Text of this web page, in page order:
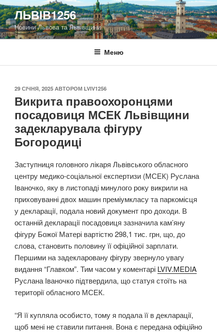
Перейти
до
вмісту
ЛЬВІВ1256
Новини Львова та Львівщини
Меню
ОПУБЛІКОВАНО
29 СІЧНЯ, 2025 АВТОРОМ LVIV1256
Викрита правоохоронцями
посадовиця МСЕК Львівщини
задекларувала фігуру
Богородиці
Заступниця головного лікаря Львівського обласного
центру медико-соціальної експертизи (МСЕК) Руслана
Іваночко, яку в листопаді минулого року викрили на
приховуванні двох машин преміумкласу та паркомісця
у декларації, подала новий документ про доходи. В
останній декларації посадовиця зазначила кам’яну
фігуру Божої Матері вартістю 298,1 тис. грн, що, до
слова, становить половину її офіційної зарплати.
Першими на задекларовану фігуру звернуло увагу
видання “Главком”. Тим часом у коментарі LVIV.MEDIA
Руслана Іваночко підтвердила, що статуя стоїть на
території обласного МСЕК.
“Я її купляла особисто, тому я подала її в декларації,
щоб мені не ставили питання. Вона є передана офіційно